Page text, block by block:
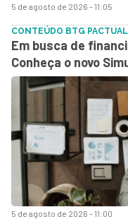
5 de agosto de 2026 - 11:05
5 de agosto de 2026 - 11:00
CONTEÚDO BTG PACTUAL
Em busca de
Conheça o novo